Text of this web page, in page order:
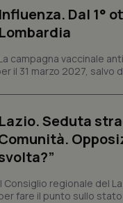
Influenza. Dal 1°
Lombardia
campagna vaccinale
il 31 marzo 2027, salvo
Lazio. Seduta
Consiglio regionale del
fare il punto sullo
tracking-sites-
_ga